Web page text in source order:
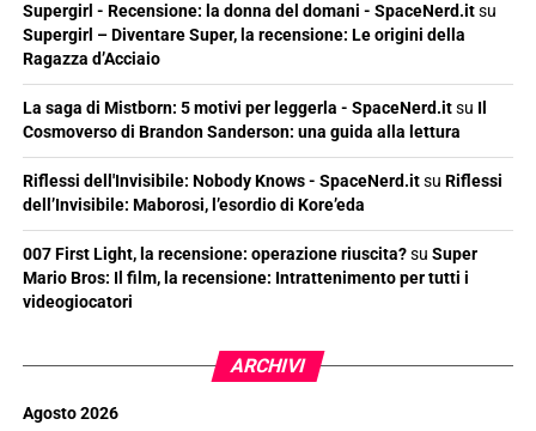
Supergirl - Recensione: la donna del domani - SpaceNerd.itsu
Supergirl – Diventare Super, la recensione: Le origini della
Ragazza d’Acciaio
La saga di Mistborn: 5 motivi per leggerla - SpaceNerd.itsu Il
Cosmoverso di Brandon Sanderson: una guida alla lettura
Riflessi dell'Invisibile: Nobody Knows - SpaceNerd.itsu Riflessi
dell’Invisibile: Maborosi, l’esordio di Kore’eda
007 First Light, la recensione: operazione riuscita?su Super
Mario Bros: Il film, la recensione: Intrattenimento per tutti i
videogiocatori
ARCHIVI
Agosto 2026